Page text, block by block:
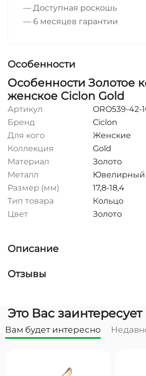
— Доступная роскошь
— 6 месяцев гарантии
Особенности
Особенности Золотое
женское Ciclon Gold
Артикул
ORO539-42-
Бренд
Ciclon
Для кого
Женские
Коллекция
Gold
Материал
Золото
Металл
Ювелирный
Размер (мм)
17,8-18,4
Тип товара
Кольцо
Цвет
Золото
Описание
Отзывы
Это Вас заинтересует
Вам будет интересно